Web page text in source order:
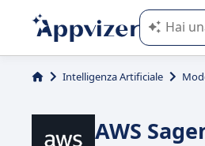
L'IA di
Intelligenza Artificiale
AWS